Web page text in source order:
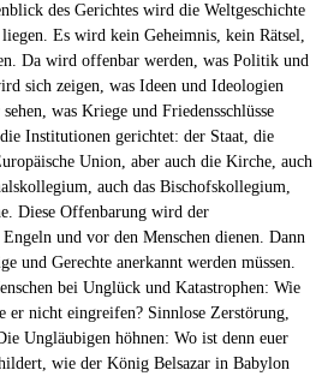
des Gerichtes wird die Weltgeschichte
Es wird kein Geheimnis, kein Rätsel,
Da wird offenbar werden, was Politik und
sich zeigen, was Ideen und Ideologien
was Kriege und Friedensschlüsse
Institutionen gerichtet: der Staat, die
Union, aber auch die Kirche, auch
auch das Bischofskollegium,
Diese Offenbarung wird der
und vor den Menschen dienen. Dann
und Gerechte anerkannt werden müssen.
bei Unglück und Katastrophen: Wie
er nicht eingreifen? Sinnlose Zerstörung,
Ungläubigen höhnen: Wo ist denn euer
wie der König Belsazar in Babylon